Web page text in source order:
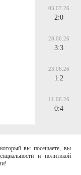
03.07.26
2:0
28.06.26
3:3
23.06.26
1:2
11.06.26
0:4
вы посещаете, вы
и политикой